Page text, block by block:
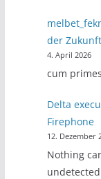
der
4. April 2026
cum
Delta
Firephone
12. Dezember
Nothing